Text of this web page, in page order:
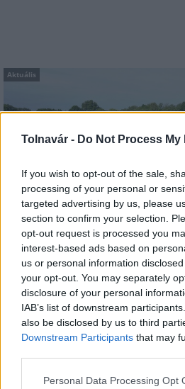
Tolnavár - Do Not Process
If you wish to opt-out of the sale,
processing of your personal or
targeted advertising by us, please
section to confirm your selection.
opt-out request is processed you
interest-based ads based on
us or personal information
your opt-out. You may separately
disclosure of your personal
IAB’s list of downstream
also be disclosed by us to third
Downstream Participants that may
Please note that this website/app
Personal Data Processing Opt
Aktuális
Az atomerőmű egyetlen hatása
Duna vizét némileg felmelegíti
MAGYAR ÉPÍTŐK
Aktuális